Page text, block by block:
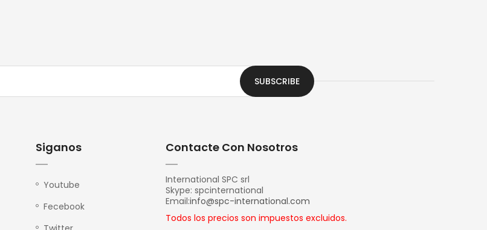
SUBSCRIBE
Siganos
Youtube
Fecebook
Contacte Con Nosotros
International SPC srl
Skype: spcinternational
Email:info@spc-international.com
Todos los precios son impuestos excluidos.